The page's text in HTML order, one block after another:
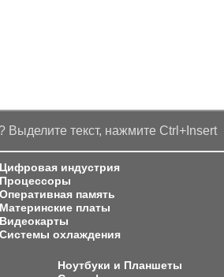
текст, нажмите Ctrl+Insert
Цифровая индустрия
Процессоры
Оперативная память
Материнские платы
Видеокарты
Системы охлаждения
Ноутбуки и Планшеты